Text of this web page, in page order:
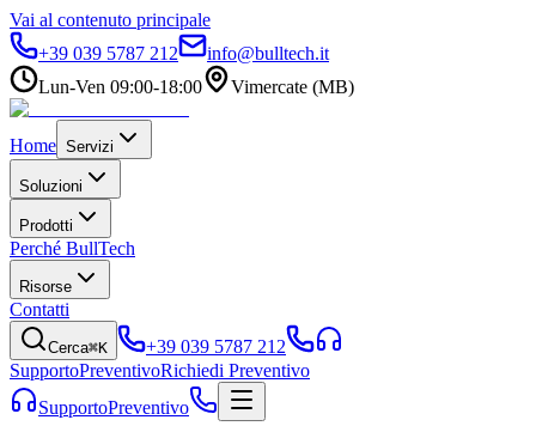
Vai al contenuto principale
+39 039 5787 212
info@bulltech.it
Lun-Ven 09:00-18:00
Vimercate (MB)
Home Servizi
Soluzioni
Prodotti
Perché BullTech
Risorse
Contatti
Cerca⌘K
+39 039 5787 212
SupportoPreventivoRichiedi Preventivo
SupportoPreventivo